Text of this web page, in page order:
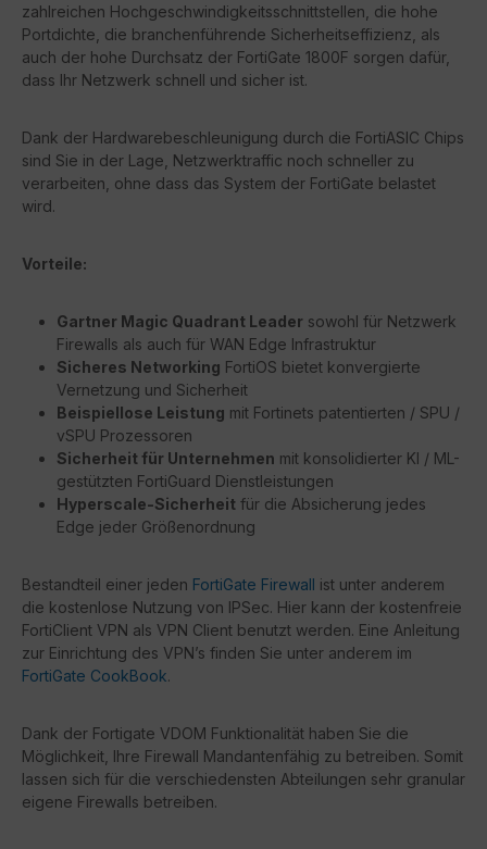
zahlreichen Hochgeschwindigkeitsschnittstellen, die hohe
Portdichte, die branchenführende Sicherheitseffizienz, als
auch der hohe Durchsatz der FortiGate 1800F sorgen dafür,
dass Ihr Netzwerk schnell und sicher ist.
Dank der Hardwarebeschleunigung durch die FortiASIC Chips
sind Sie in der Lage, Netzwerktraffic noch schneller zu
verarbeiten, ohne dass das System der FortiGate belastet
wird.
Vorteile:
Gartner Magic Quadrant Leader sowohl für Netzwerk
Firewalls als auch für WAN Edge Infrastruktur
Sicheres Networking FortiOS bietet konvergierte
Vernetzung und Sicherheit
Beispiellose Leistung mit Fortinets patentierten / SPU /
vSPU Prozessoren
Sicherheit für Unternehmen mit konsolidierter KI / ML-
gestützten FortiGuard Dienstleistungen
Hyperscale-Sicherheit für die Absicherung jedes
Edge jeder Größenordnung
Bestandteil einer jeden FortiGate Firewall ist unter anderem
die kostenlose Nutzung von IPSec. Hier kann der kostenfreie
FortiClient VPN als VPN Client benutzt werden. Eine Anleitung
zur Einrichtung des VPN’s finden Sie unter anderem im
FortiGate CookBook.
Dank der Fortigate VDOM Funktionalität haben Sie die
Möglichkeit, Ihre Firewall Mandantenfähig zu betreiben. Somit
lassen sich für die verschiedensten Abteilungen sehr granular
eigene Firewalls betreiben.